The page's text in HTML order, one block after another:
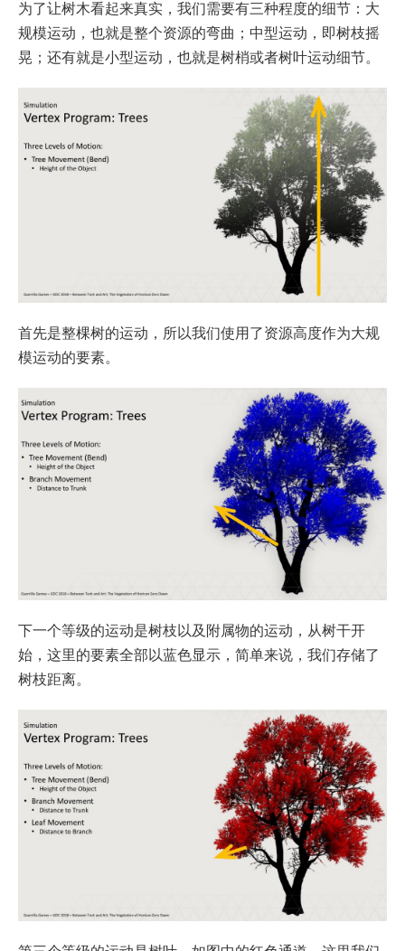
为了让树木看起来真实，我们需要有三种程度的细节：大
规模运动，也就是整个资源的弯曲；中型运动，即树枝摇
晃；还有就是小型运动，也就是树梢或者树叶运动细节。
首先是整棵树的运动，所以我们使用了资源高度作为大规
模运动的要素。
下一个等级的运动是树枝以及附属物的运动，从树干开
始，这里的要素全部以蓝色显示，简单来说，我们存储了
树枝距离。